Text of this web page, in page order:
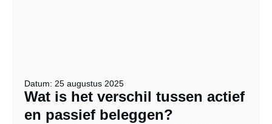
Datum: 25 augustus 2025
Wat is het verschil tussen actief
en passief beleggen?